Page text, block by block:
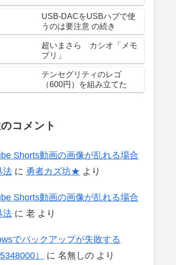
USB-DACをUSBハブで使
うのは要注意 の続き
超いまさら カシオ「メモ
プリ」
テンセグリティのレゴ
（600円）を組み立てた
コメント
Shorts動画の画像が乱れる場合
法 に 勇者カズ坊★ より
Shorts動画の画像が乱れる場合
法 に 老 より
でバックアップが失敗する
）
に 名無しの より